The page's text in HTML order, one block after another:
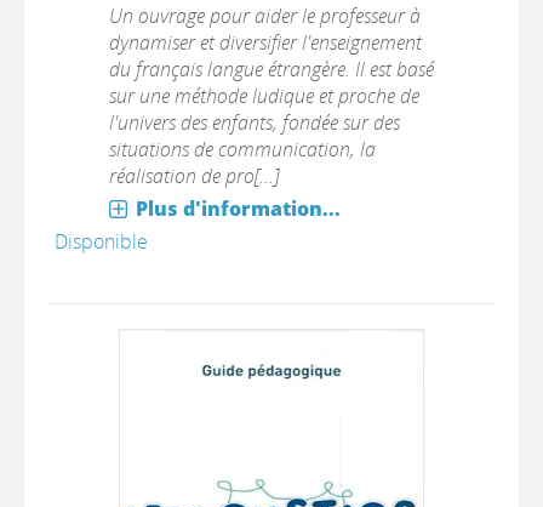
Un ouvrage pour aider le professeur à
dynamiser et diversifier l'enseignement
du français langue étrangère. Il est basé
sur une méthode ludique et proche de
l'univers des enfants, fondée sur des
situations de communication, la
réalisation de pro[...]
Plus d'information...
Disponible